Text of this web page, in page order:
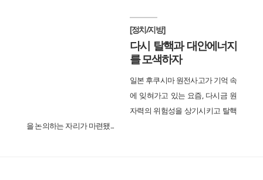
[정치/지방]
다시 탈핵과 대안에너지
를 모색하자
일본 후쿠시마 원전사고가 기억 속
에 잊혀가고 있는 요즘, 다시금 원
자력의 위험성을 상기시키고 탈핵
을 논의하는 자리가 마련됐...